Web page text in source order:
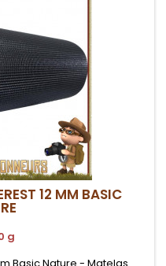
12 MM BASIC
g